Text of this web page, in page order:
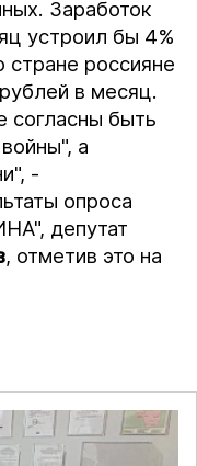
Заработок
устроил бы 4%
россияне
в месяц.
согласны быть
а
-
опроса
депутат
, отметив это на